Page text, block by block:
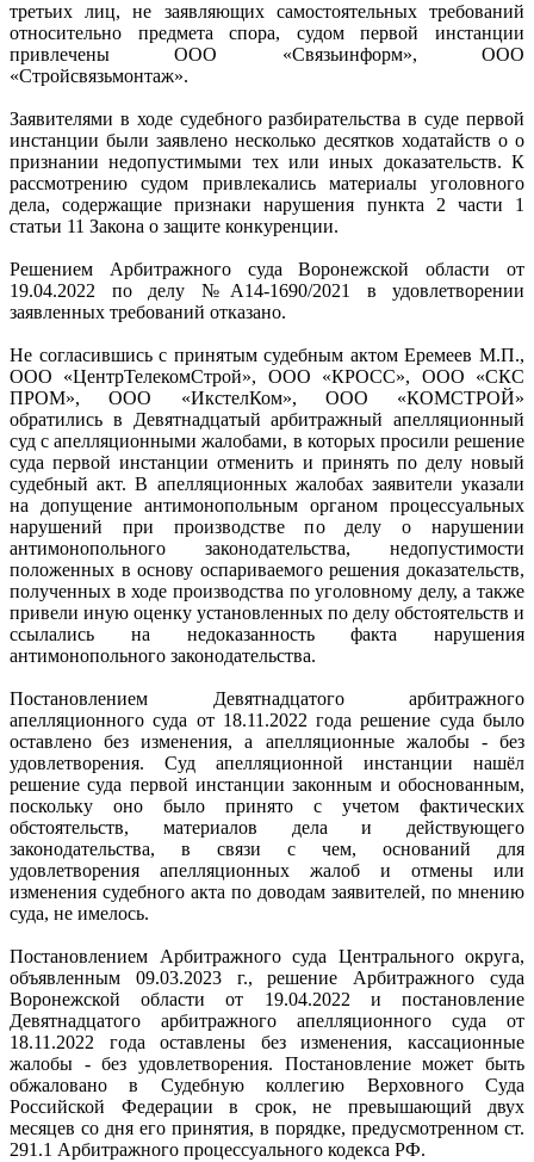
третьих лиц, не заявляющих самостоятельных требований
относительно предмета спора, судом первой инстанции
привлечены ООО «Связьинформ», ООО
«Стройсвязьмонтаж».
Заявителями в ходе судебного разбирательства в суде первой
инстанции были заявлено несколько десятков ходатайств о о
признании недопустимыми тех или иных доказательств. К
рассмотрению судом привлекались материалы уголовного
дела, содержащие признаки нарушения пункта 2 части 1
статьи 11 Закона о защите конкуренции.
Решением Арбитражного суда Воронежской области от
19.04.2022 по делу №А14-1690/2021 в удовлетворении
заявленных требований отказано.
Не согласившись с принятым судебным актом Еремеев М.П.,
ООО «ЦентрТелекомСтрой», ООО «КРОСС», ООО «СКС
ПРОМ», ООО «ИкстелКом», ООО «КОМСТРОЙ»
обратились в Девятнадцатый арбитражный апелляционный
суд с апелляционными жалобами, в которых просили решение
суда первой инстанции отменить и принять по делу новый
судебный акт. В апелляционных жалобах заявители указали
на допущение антимонопольным органом процессуальных
нарушений при производстве по делу о нарушении
антимонопольного законодательства, недопустимости
положенных в основу оспариваемого решения доказательств,
полученных в ходе производства по уголовному делу, а также
привели иную оценку установленных по делу обстоятельств и
ссылались на недоказанность факта нарушения
антимонопольного законодательства.
Постановлением Девятнадцатого арбитражного
апелляционного суда от 18.11.2022 года решение суда было
оставлено без изменения, а апелляционные жалобы - без
удовлетворения. Суд апелляционной инстанции нашёл
решение суда первой инстанции законным и обоснованным,
поскольку оно было принято с учетом фактических
обстоятельств, материалов дела и действующего
законодательства, в связи с чем, оснований для
удовлетворения апелляционных жалоб и отмены или
изменения судебного акта по доводам заявителей, по мнению
суда, не имелось.
Постановлением Арбитражного суда Центрального округа,
объявленным 09.03.2023 г., решение Арбитражного суда
Воронежской области от 19.04.2022 и постановление
Девятнадцатого арбитражного апелляционного суда от
18.11.2022 года оставлены без изменения, кассационные
жалобы - без удовлетворения. Постановление может быть
обжаловано в Судебную коллегию Верховного Суда
Российской Федерации в срок, не превышающий двух
месяцев со дня его принятия, в порядке, предусмотренном ст.
291.1 Арбитражного процессуального кодекса РФ.